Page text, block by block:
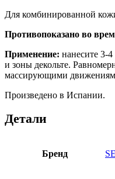
Для комбинированной
Противопоказано во
Применение: нанесите 3-
и зоны декольте.
массирующими
Произведено в Испании.
Детали
Бренд